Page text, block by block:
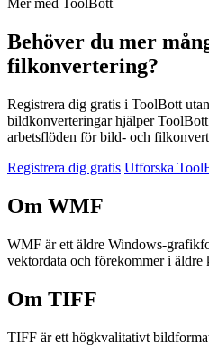
Mer med ToolBott
Behöver du mer
filkonvertering?
Registrera dig gratis i ToolBott
bildkonverteringar hjälper
arbetsflöden för bild- och
Registrera dig gratis Utforska
Om WMF
WMF är ett äldre Windows-
vektordata och förekommer i
Om TIFF
TIFF är ett högkvalitativt